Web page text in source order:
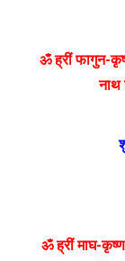
ॐ ह्रीं फागुन-
नाथ
ॐ ह्रीं माघ-